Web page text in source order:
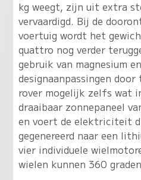
kg weegt, zijn uit extra
vervaardigd. Bij de
voertuig wordt het
quattro nog verder
gebruik van magnesium
designaanpassingen
rover mogelijk zelfs wat
draaibaar zonnepaneel
en voert de elektriciteit
gegenereerd naar een
vier individuele
wielen kunnen 360